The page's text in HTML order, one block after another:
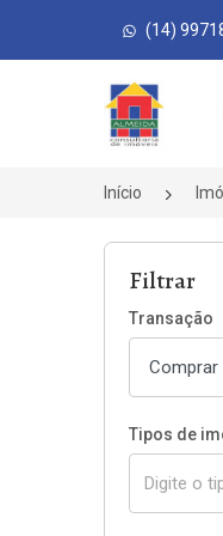
(14)
Página
Início
Filtrar
Transação
Tipos de